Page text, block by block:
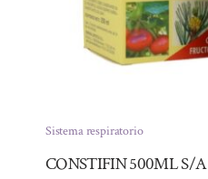
Sistema respiratorio
CONSTIFIN 500ML S/A